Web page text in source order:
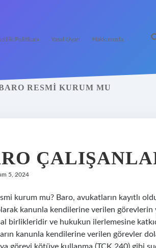
Politikası Yasal Uyarı Hakkımızda
RESMI KURUM MU
5, 2024
kurum mu? Baro, avukatların kayıtlı
kanunla kendilerine verilen görevlerin
birlikleridir ve hukukun ilerlemesine
kanunla kendilerine verilen görevler